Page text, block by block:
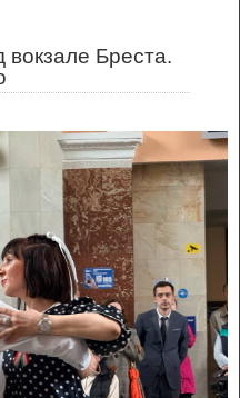
Бреста.